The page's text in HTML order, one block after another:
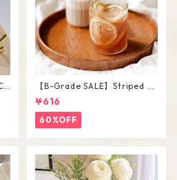
【B-Grade SALE】Striped Sh
ort Glass / M
¥616
60%OFF